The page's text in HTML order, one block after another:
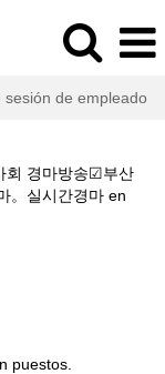
sesión de empleado
경마방송☑부산
。실시간경마 en
puestos.